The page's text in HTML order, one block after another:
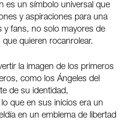
es un símbolo universal que
y aspiraciones para una
y fans, no solo mayores de
quieren rocanrolear.
la imagen de los primeros
como los Ángeles del
de su identidad,
que en sus inicios era un
en un emblema de libertad